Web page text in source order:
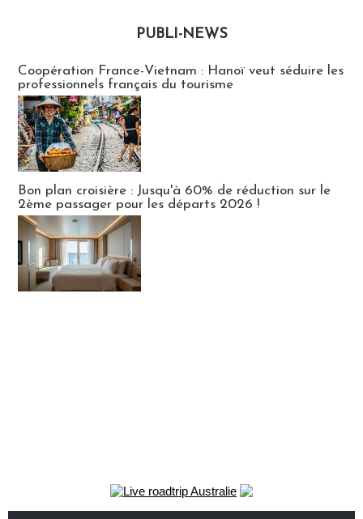
PUBLI-NEWS
Coopération France-Vietnam : Hanoï veut séduire les
professionnels français du tourisme
Bon plan croisière : Jusqu'à 60% de réduction sur le
2ème passager pour les départs 2026 !